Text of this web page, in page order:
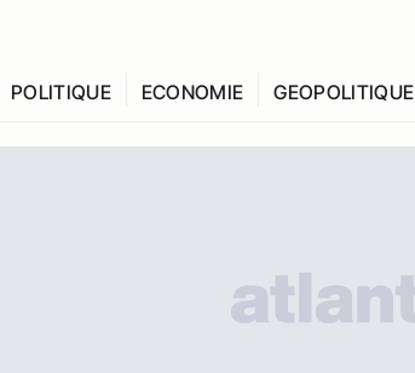
POLITIQUE ECONOMIE GEOPOLITIQUE